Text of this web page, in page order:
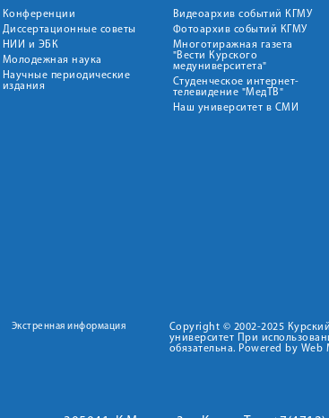
Конференции
Диссертационные советы
НИИ и ЭБК
Молодежная наука
Научные периодические
издания
Видеоархив событий КГМУ
Фотоархив событий КГМУ
Многотиражная газета
"Вести Курского
медуниверситета"
Студенческое интернет-
телевидение "МедТВ"
Наш университет в СМИ
Экстренная информация
Copyright © 2002-2025
университет При
обязательна. Powered by Web